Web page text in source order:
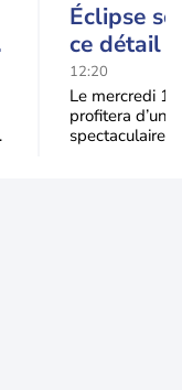
Éclipse
ce détail
spectacle
12:20
Le mercredi
profitera
spectaculaire,